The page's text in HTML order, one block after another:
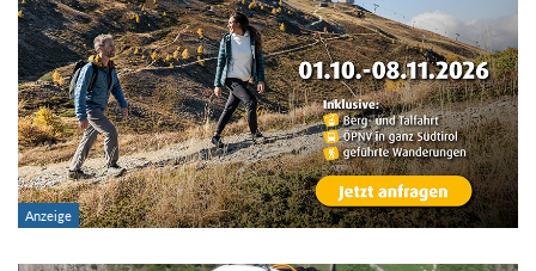
Region:
Gebirge:
Art der Tour: